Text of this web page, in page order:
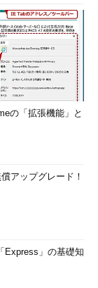
の「拡張機能」と
アップグレード！
Express」の基礎知